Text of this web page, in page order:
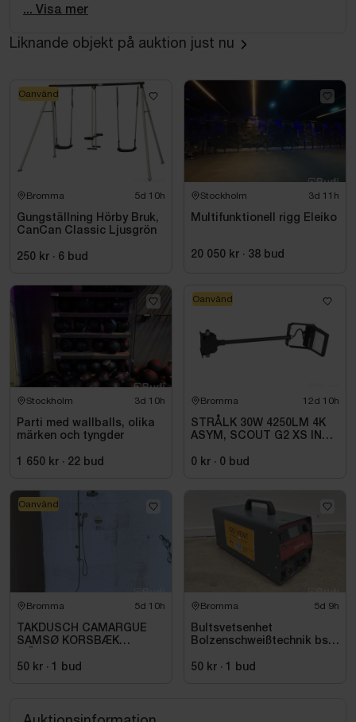
Förbered för trackman 4.
Mått tross: ca 580x480x290 cm
Mått konstgräs: ca 5x5,5 m
Obs! Ingen teknik ingår.
... Visa mer
Liknande objekt på auktion just nu
Bromma 5d 10h
Gungställning Hörby Bruk,
CanCan Classic Ljusgrön
250 kr · 6 bud
Oanvänd
Stockholm 3d 11h
Multifunktionell rigg Eleiko
20 050 kr · 38 bud
Stockholm 3d 10h
Parti med wallballs, olika
märken och tyngder
1 650 kr · 22 bud
Bromma 12d 10h
STRÅLK 30W 4250LM 4K
ASYM, SCOUT G2 XS INKL
0 kr · 0 bud
Oanvänd
Bromma 5d 10h
TAKDUSCH CAMARGUE
SAMSØ KORSBÆK
50 kr · 1 bud
Oanvänd
Bromma 5d 9h
Bultsvetsenhet
Bolzenschweißtechnik bsk
50 kr · 1 bud